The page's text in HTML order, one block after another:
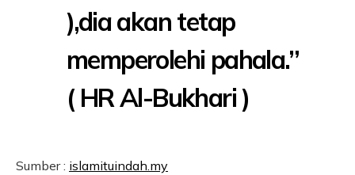
),dia akan tetap
memperolehi pahala.”
( HR Al-Bukhari )
Sumber : islamituindah.my